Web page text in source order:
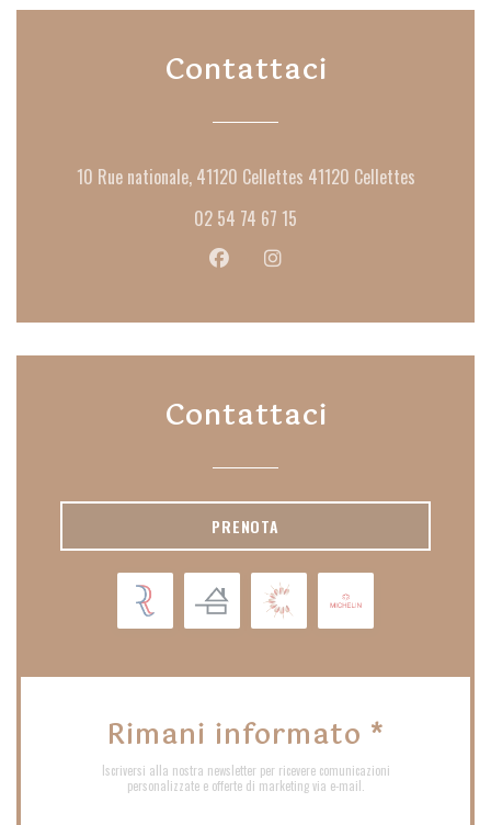
Contattaci
10 Rue nationale, 41120 Cellettes 41120 Cellettes((apre una
02 54 74 67 15
Facebook ((apre una nuova finestra))
Instagram ((apre una nuova
Contattaci
PRENOTA
Rimani informato *
Iscriversi alla nostra newsletter per ricevere comunicazioni
personalizzate e offerte di marketing via e-mail.